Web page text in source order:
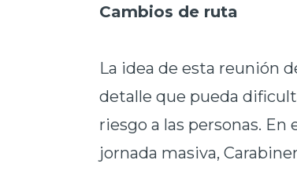
Cambios de ruta
La idea de esta reunión
detalle que pueda
riesgo a las personas.
jornada masiva,